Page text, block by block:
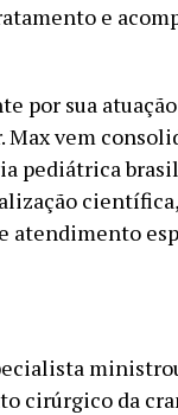
e
por sua
Max vem
pediátrica
atendimento
cirúrgico da